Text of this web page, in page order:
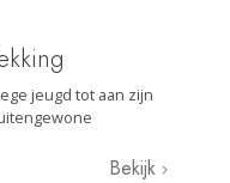
jeugd tot aan zijn
Bekijk